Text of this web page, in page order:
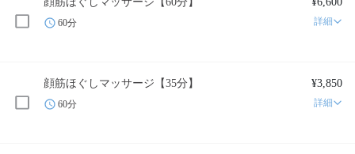
60分 詳細
顔筋ほぐしマッサージ【35分】 ¥3,850
60分 詳細